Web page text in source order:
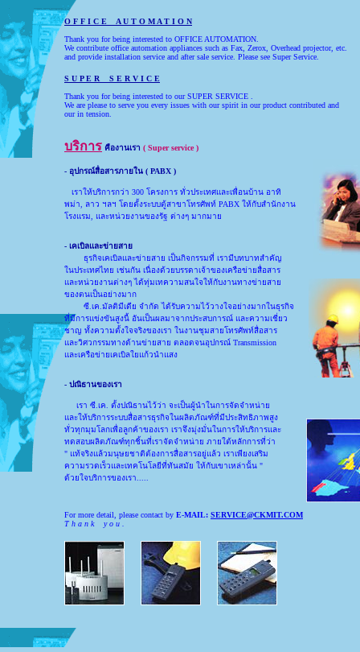
O F F I C E A U T O M A T I O N
Thank you for being interested to OFFICE AUTOMATION.
We contribute office automation appliances such as Fax, Zerox, Overhead projector, etc.
and provide installation service and after sale service. Please see Super Service.
S U P E R S E R V I C E
Thank you for being interested to our SUPER SERVICE .
We are please to serve you every issues with our spirit in our product contributed and
our in tension.
บริการ คืองานเรา ( Super service )
- อุปกรณ์สื่อสารภายใน ( PABX )
เราให้บริการกว่า 300 โครงการ ทั่วประเทศและเพื่อนบ้าน อาทิ
พม่า, ลาว ฯลฯ โดยตั้งระบบตู้สาขาโทรศัพท์ PABX ให้กับสำนักงาน
โรงแรม, และหน่วยงานของรัฐ ต่างๆ มากมาย
- เคเบิลและข่ายสาย
ธุรกิจเคเบิลและข่ายสาย เป็นกิจกรรมที่ เรามีบทบาทสำคัญ
ในประเทศไทย เช่นกัน เนื่องด้วยบรรดาเจ้าของเครือข่ายสื่อสาร
และหน่วยงานต่างๆ ได้ทุ่มเทความสนใจให้กับงานทางข่ายสาย
ของตนเป็นอย่างมาก
ซี.เค.มัลติมีเดีย จำกัด ได้รับความไว้วางใจอย่างมากในธุรกิจ
ที่มีการแข่งขันสูงนี้ อันเป็นผลมาจากประสบการณ์ และความเชี่ยว
ชาญ ทั้งความตั้งใจจริงของเรา ในงานชุมสายโทรศัพท์สื่อสาร
และวิศวกรรมทางด้านข่ายสาย ตลอดจนอุปกรณ์ Transmission
และเครือข่ายเคเบิลใยแก้วนำแสง
- ปณิธานของเรา
เรา ซี.เค. ตั้งปณิธานไว้ว่า จะเป็นผู้นำในการจัดจำหน่าย
และให้บริการระบบสื่อสารธุรกิจในผลิตภัณฑ์ที่มีประสิทธิภาพสูง
ทั่วทุกมุมโลกเพื่อลูกค้าของเรา เราจึงมุ่งมั่นในการให้บริการและ
ทดสอบผลิตภัณฑ์ทุกชิ้นที่เราจัดจำหน่าย ภายใต้หลักการที่ว่า
" แท้จริงแล้วมนุษยชาติต้องการสื่อสารอยู่แล้ว เราเพียงเสริม
ความรวดเร็วและเทคโนโลยีที่ทันสมัย ให้กับเขาเหล่านั้น "
ด้วยใจบริการของเรา.....
For more detail, please contact by E-MAIL: SERVICE@CKMIT.COM
T h a n k y o u